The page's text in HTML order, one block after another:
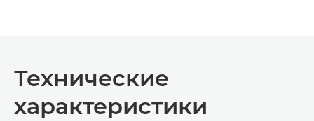
Технические
характеристики